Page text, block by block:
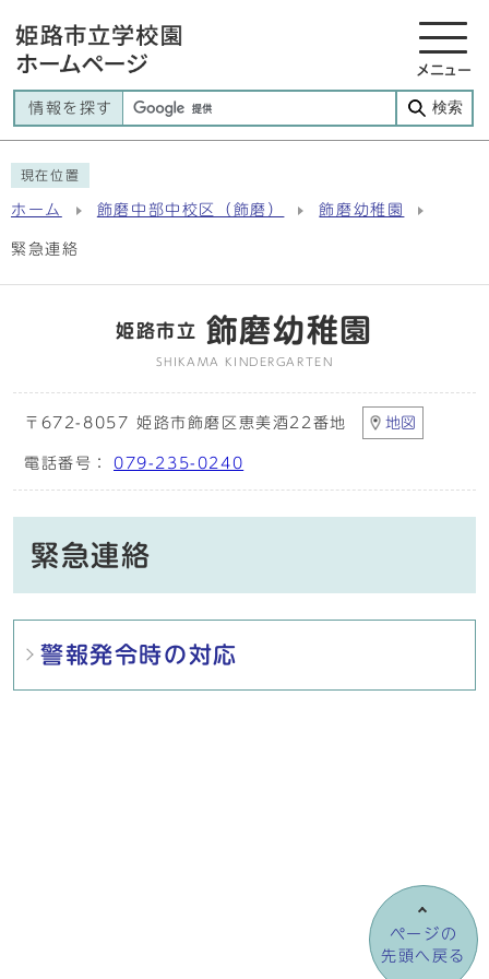
メニュー
情報を探す 検索
現在位置
ホーム 飾磨中部中校区（飾磨） 飾磨幼稚園
緊急連絡
姫路市立 飾磨幼稚園
SHIKAMA KINDERGARTEN
〒672-8057 姫路市飾磨区恵美酒22番地 地図
電話番号： 079-235-0240
緊急連絡
メインメニュー
警報発令時の対応
ページの
先頭へ戻る